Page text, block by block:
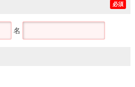
必須
名